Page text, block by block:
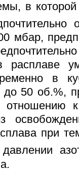
в
мбар,
расплаве
в
50 об.%,
при